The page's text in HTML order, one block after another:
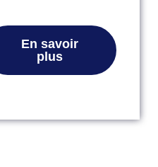
En savoir
plus